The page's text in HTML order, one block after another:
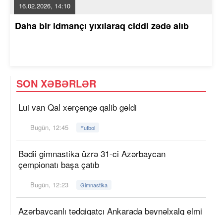
16.02.2026, 14:10
Daha bir idmançı yıxılaraq ciddi zədə alıb
SON XƏBƏRLƏR
Lui van Qal xərçəngə qalib gəldi
Bugün, 12:45 Futbol
Bədii gimnastika üzrə 31-ci Azərbaycan
çempionatı başa çatıb
Bugün, 12:23 Gimnastika
Azərbaycanlı tədqiqatçı Ankarada beynəlxalq elmi